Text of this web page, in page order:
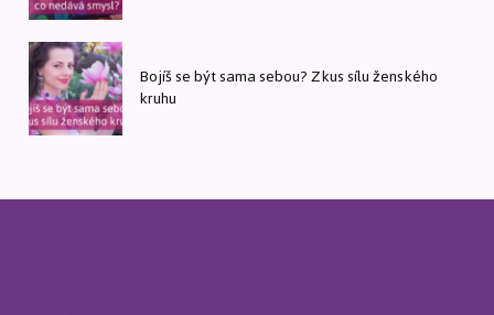
Bojíš se být sama sebou? Zkus sílu ženského
kruhu